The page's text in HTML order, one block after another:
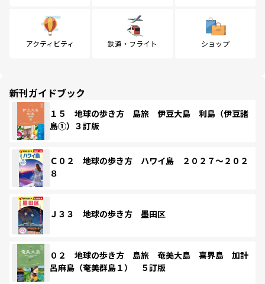
アクティビティ 鉄道・フライト ショップ
新刊ガイドブック
１５ 地球の歩き方 島旅 伊豆大島 利島（伊豆諸
島①）３訂版
Ｃ０２ 地球の歩き方 ハワイ島 ２０２７～２０２
８
Ｊ３３ 地球の歩き方 墨田区
０２ 地球の歩き方 島旅 奄美大島 喜界島 加計
呂麻島（奄美群島１） ５訂版